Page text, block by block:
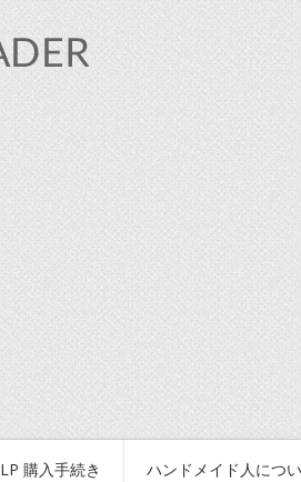
LP 購入手続き ハンドメイド人につ